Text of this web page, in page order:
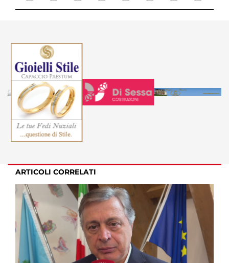
ARTICOLI CORRELATI